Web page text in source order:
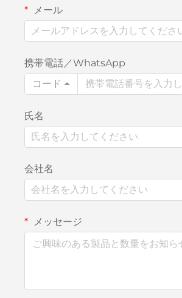
メール
携帯電話／WhatsApp
コード
氏名
会社名
メッセージ